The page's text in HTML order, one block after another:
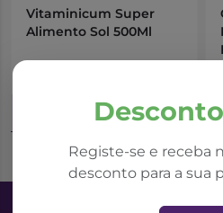
Registe-se e receba
desconto para a sua
Vitaminicum Super
Alimento Sol 500Ml
Adicionar ao Carrinho